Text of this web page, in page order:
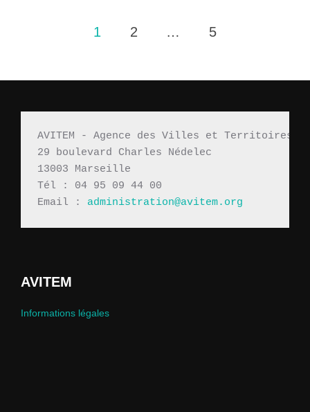
des
publications
1 2 … 5
AVITEM - Agence des Villes et Territoires
29 boulevard Charles Nédelec
13003 Marseille
Tél : 04 95 09 44 00
Email : administration@avitem.org
AVITEM
Informations légales